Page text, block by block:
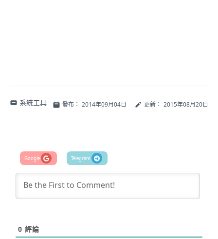
系統工具 發布： 2014年09月04日 更新： 2015年08月20日
0 評論